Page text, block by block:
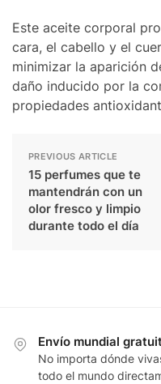
Este aceite corporal
cara, el cabello y el
minimizar la aparición
daño inducido por la
propiedades
PREVIOUS ARTICLE
15 perfumes que te
mantendrán con un
olor fresco y limpio
durante todo el día
Envío mundial
No importa dónde
todo el mundo